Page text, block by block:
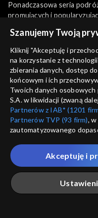
Ponadczasowa seria
promujących i
Tomasz Bednarek
miejsca w wielu zakątkach
tłumnie odwiedzanym
do miejsc, o których
więcej
Sezony i odcinki
Wybierz
Odcinki
Szanujemy Twoją
Kliknij "Akceptuję i
na korzystanie z
zbierania danych, dostęp
końcowym i ich
Twoich danych osobowych
S.A. w likwidacji (zwaną
Partnerów z IAB* (1201
Partnerów TVP (93 firm),
zautomatyzowanego
które wskazujemy poniżej,
przez nas identyfikatora
Twoje dane osobowe
Ciebie naszych
„Portalem”, w tym
Akceptuję i